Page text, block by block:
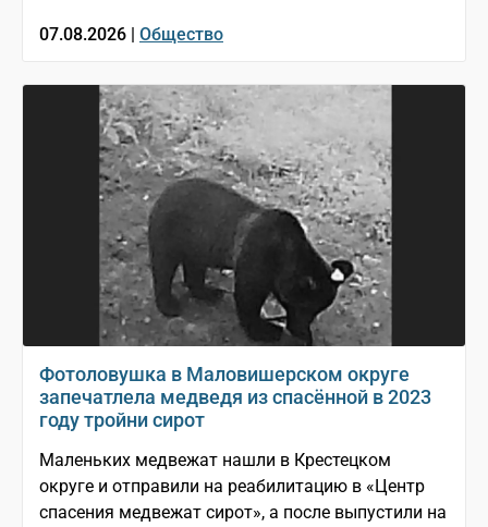
07.08.2026 | Общество
Фотоловушка в Маловишерском округе
запечатлела медведя из спасённой в 2023
году тройни сирот
Маленьких медвежат нашли в Крестецком
округе и отправили на реабилитацию в «Центр
спасения медвежат сирот», а после выпустили на